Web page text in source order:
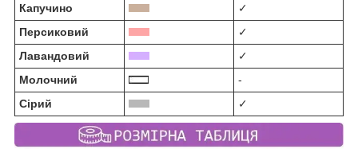
Капучино
✓
Персиковий
✓
Лавандовий
✓
Молочний
-
Сірий
✓